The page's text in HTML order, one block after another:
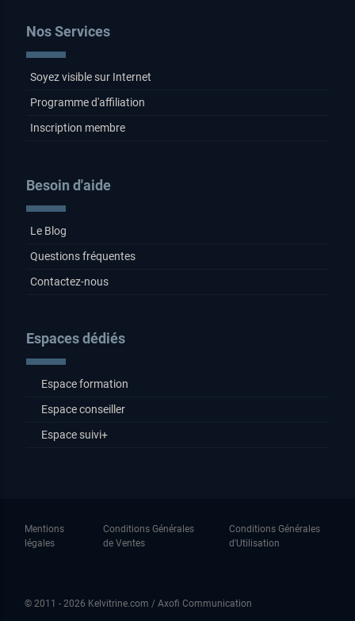
Nos Services
Soyez visible sur Internet
Programme d'affiliation
Inscription membre
Besoin d'aide
Le Blog
Questions fréquentes
Contactez-nous
Espaces dédiés
Espace formation
Espace conseiller
Espace suivi+
Mentions
légales
Conditions Générales
de Ventes
Conditions Générales
d'Utilisation
© 2011 - 2026 Kelvitrine.com / Axofi Communication